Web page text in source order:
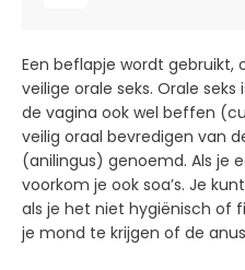
Een beflapje wordt gebruikt,
veilige orale seks. Orale
de vagina ook wel beffen
veilig oraal bevredigen van
(anilingus) genoemd. Als je
voorkom je ook soa’s. Je
als je het niet hygiënisch of
je mond te krijgen of de